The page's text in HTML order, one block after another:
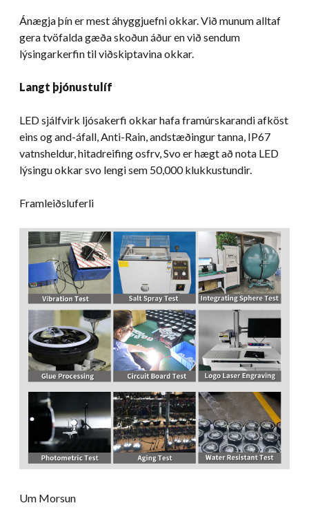
Ánægja þín er mest áhyggjuefni okkar. Við munum alltaf
gera tvöfalda gæða skoðun áður en við sendum
lýsingarkerfin til viðskiptavina okkar.
Langt þjónustulíf
LED sjálfvirk ljósakerfi okkar hafa framúrskarandi afköst
eins og and-áfall, Anti-Rain, andstæðingur tanna, IP67
vatnsheldur, hitadreifing osfrv, Svo er hægt að nota LED
lýsingu okkar svo lengi sem 50,000 klukkustundir.
Framleiðsluferli
Um Morsun